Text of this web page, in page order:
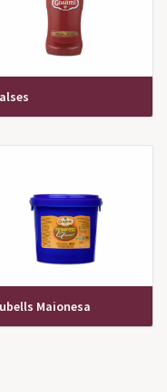
Maionesa